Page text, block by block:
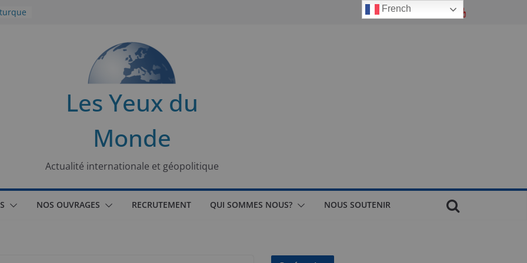
Les Yeux du
Monde
Actualité internationale et géopolitique
NOS OUVRAGES RECRUTEMENT QUI SOMMES NOUS? NOUS SOUTENIR
French